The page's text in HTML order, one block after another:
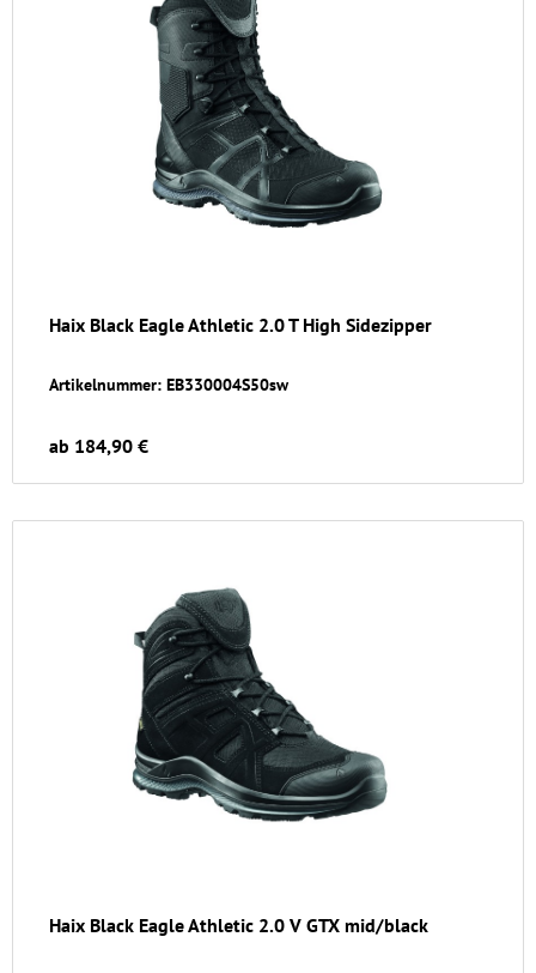
Haix Black Eagle Athletic 2.0 T High Sidezipper
Artikelnummer: EB330004S50sw
ab 184,90 €
Haix Black Eagle Athletic 2.0 V GTX mid/black